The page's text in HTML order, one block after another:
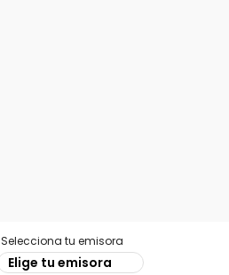
Selecciona tu emisora
Elige tu emisora